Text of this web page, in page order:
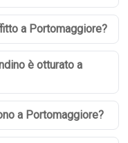
a Portomaggiore?
è otturato a
a Portomaggiore?